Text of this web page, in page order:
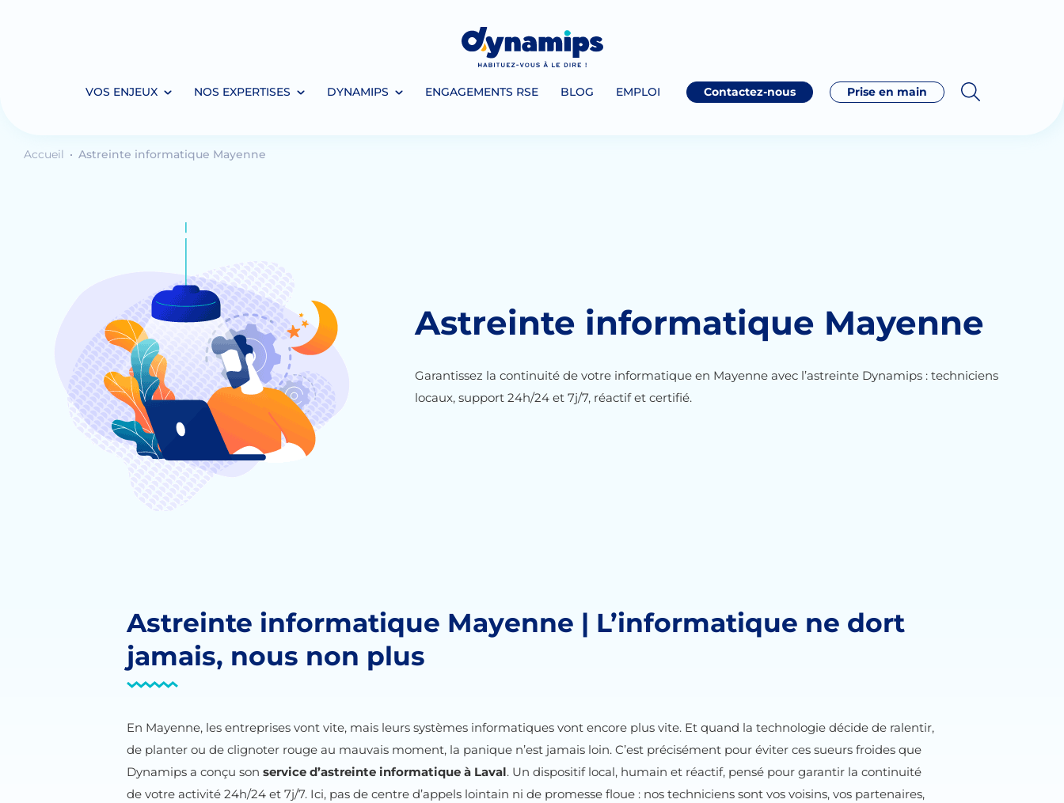
VOS ENJEUX NOS EXPERTISES DYNAMIPS ENGAGEMENTS RSE BLOG EMPLOI Contactez-nous Prise en main
Accueil Astreinte informatique Mayenne
Astreinte informatique Mayenne
Garantissez la continuité de votre informatique en Mayenne avec l’astreinte Dynamips : techniciens
locaux, support 24h/24 et 7j/7, réactif et certifié.
Astreinte informatique Mayenne | L’informatique ne dort
jamais, nous non plus
En Mayenne, les entreprises vont vite, mais leurs systèmes informatiques vont encore plus vite. Et quand la technologie décide de ralentir,
de planter ou de clignoter rouge au mauvais moment, la panique n’est jamais loin. C’est précisément pour éviter ces sueurs froides que
Dynamips a conçu son service d’astreinte informatique à Laval. Un dispositif local, humain et réactif, pensé pour garantir la continuité
de votre activité 24h/24 et 7j/7. Ici, pas de centre d’appels lointain ni de promesse floue : nos techniciens sont vos voisins, vos partenaires,